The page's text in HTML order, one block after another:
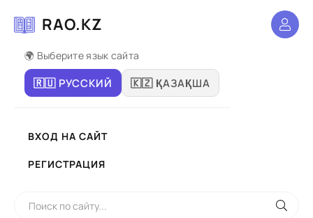
RAO.KZ
🌍 Выберите язык сайта
🇷🇺 РУССКИЙ 🇰🇿 ҚАЗАҚША
ВХОД НА САЙТ
РЕГИСТРАЦИЯ